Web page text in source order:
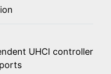
UHCI controller